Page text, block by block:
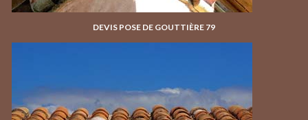
DEVIS POSE DE GOUTTIÈRE 79